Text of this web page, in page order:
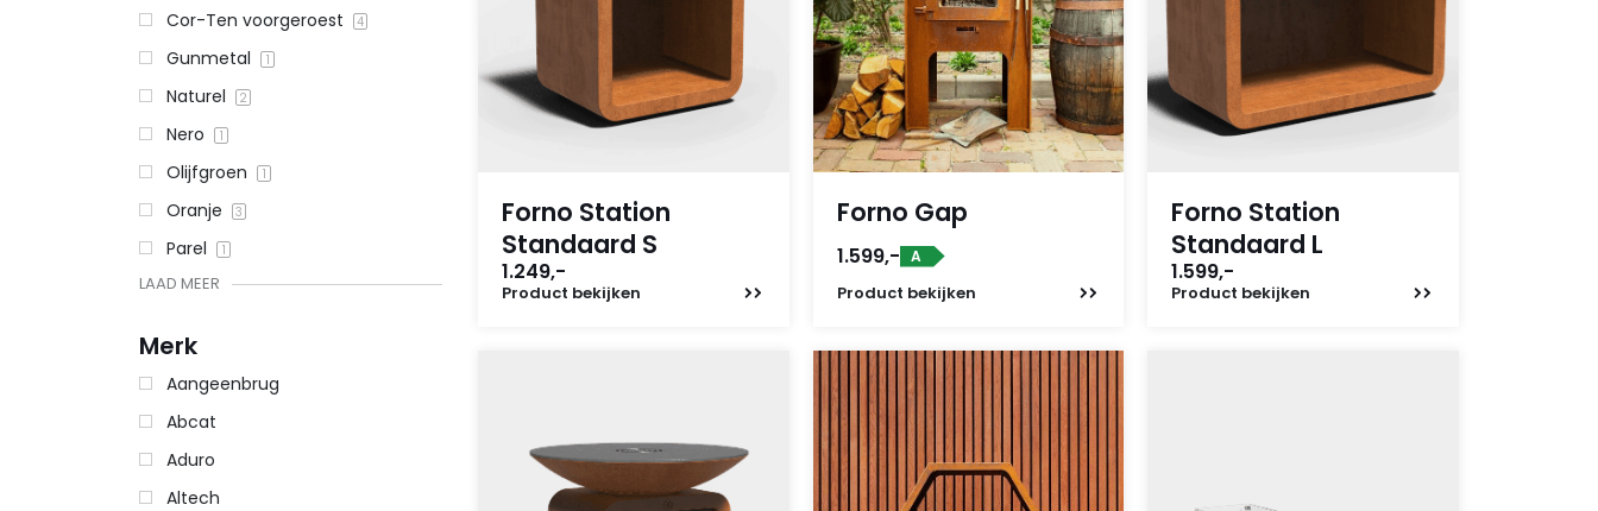
Cor-Ten voorgeroest 4
Gunmetal 1
Naturel 2
Nero 1
Olijfgroen 1
Oranje 3
Parel 1
LAAD MEER
Merk
Aangeenbrug
Abcat
Aduro
Altech
Forno Station
Standaard S
1.249,-
Product bekijken
Forno Gap
1.599,- A
Product bekijken
Forno Station
Standaard L
1.599,-
Product bekijken